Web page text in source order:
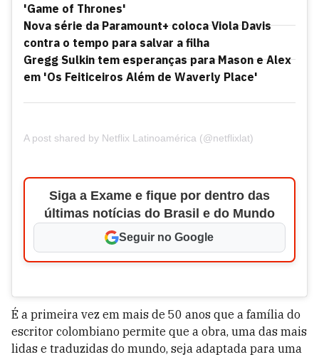
'Game of Thrones'
Nova série da Paramount+ coloca Viola Davis
contra o tempo para salvar a filha
Gregg Sulkin tem esperanças para Mason e Alex
em 'Os Feiticeiros Além de Waverly Place'
A post shared by Netflix Latinoamérica (@netflixlat)
Siga a Exame e fique por dentro das
últimas notícias do Brasil e do Mundo
Seguir no Google
É a primeira vez em mais de 50 anos que a família do
escritor colombiano permite que a obra, uma das mais
lidas e traduzidas do mundo, seja adaptada para uma